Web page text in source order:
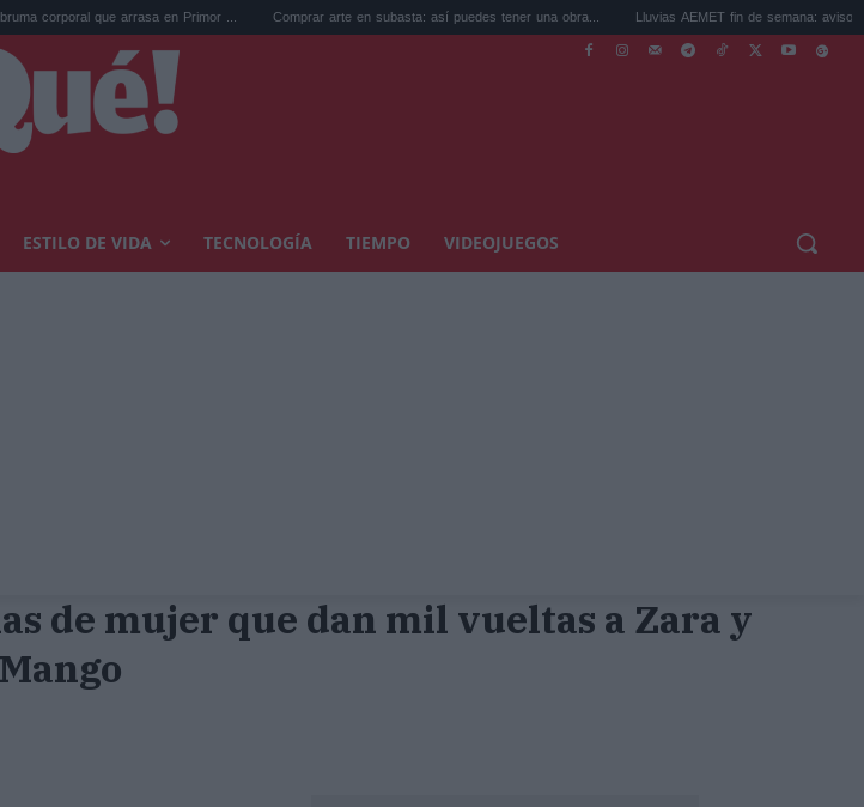
que arrasa en Primor ... Comprar arte en subasta: así puedes tener una obra... Lluvias AEMET fin de semana: avisos por
ESTILO DE VIDA TECNOLOGÍA TIEMPO VIDEOJUEGOS
de mujer que dan mil vueltas a Zara y
Mango